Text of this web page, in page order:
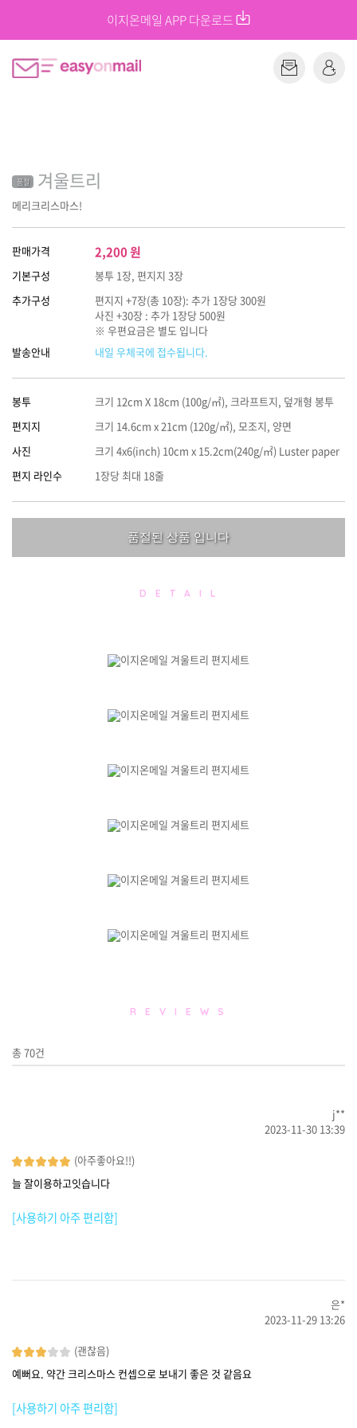
품절 겨울트리
메리크리스마스!
판매가격 2,200원
기본구성
봉투 1장, 편지지 3장
추가구성
편지지 +7장(총 10장): 추가 1장당 300원
사진 +30장 : 추가 1장당 500원
※ 우편요금은 별도 입니다
발송안내
내일 우체국에 접수됩니다.
봉투
크기 12cm X 18cm (100g/㎡), 크라프트지, 덮개형 봉투
편지지
크기 14.6cm x 21cm (120g/㎡), 모조지, 양면
사진
크기 4x6(inch) 10cm x 15.2cm(240g/㎡) Luster paper
편지 라인수
1장당 최대 18줄
품절된 상품 입니다
D E T A I L
R E V I E W S
총70건
j**
2023-11-30 13:39
(아주좋아요!!)
늘 잘이용하고잇습니다
[사용하기 아주 편리함]
은*
2023-11-29 13:26
(괜찮음)
예뻐요. 약간 크리스마스 컨셉으로 보내기 좋은 것 같음요
[사용하기 아주 편리함]
이지온메일 APP 다운로드